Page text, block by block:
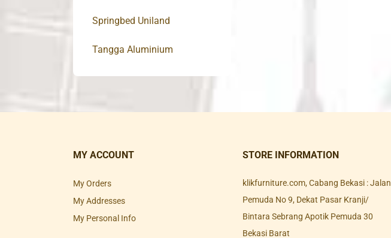
Springbed Uniland
Tangga Aluminium
MY ACCOUNT
My Orders
My Addresses
My Personal Info
STORE INFORMATION
klikfurniture.com, Cabang Bekasi : Jalan
Pemuda No 9, Dekat Pasar Kranji/
Bintara Sebrang Apotik Pemuda 30
Bekasi Barat